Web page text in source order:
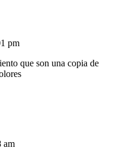
pm
que son una copia de
am